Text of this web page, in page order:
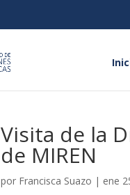
Visita de la
de MIREN
por Francisca Suazo | ene